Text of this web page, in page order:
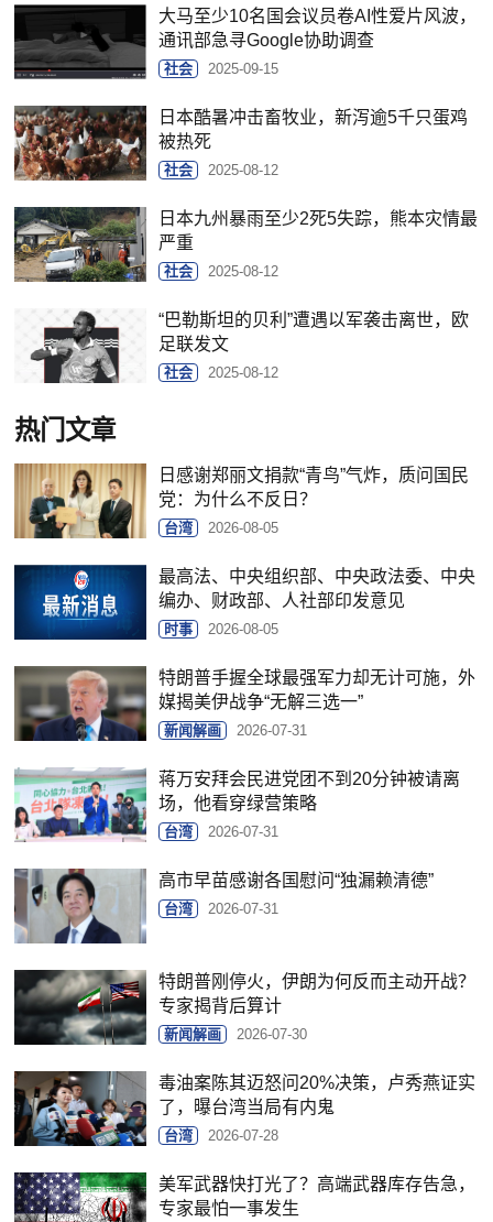
大马至少10名国会议员卷AI性爱片风波，
通讯部急寻Google协助调查
社会 2025-09-15
日本酷暑冲击畜牧业，新泻逾5千只蛋鸡
被热死
社会 2025-08-12
日本九州暴雨至少2死5失踪，熊本灾情最
严重
社会 2025-08-12
“巴勒斯坦的贝利”遭遇以军袭击离世，欧
足联发文
社会 2025-08-12
热门文章
日感谢郑丽文捐款“青鸟”气炸，质问国民
党：为什么不反日？
台湾 2026-08-05
最高法、中央组织部、中央政法委、中央
编办、财政部、人社部印发意见
时事 2026-08-05
特朗普手握全球最强军力却无计可施，外
媒揭美伊战争“无解三选一”
新闻解画 2026-07-31
蒋万安拜会民进党团不到20分钟被请离
场，他看穿绿营策略
台湾 2026-07-31
高市早苗感谢各国慰问“独漏赖清德”
台湾 2026-07-31
特朗普刚停火，伊朗为何反而主动开战？
专家揭背后算计
新闻解画 2026-07-30
毒油案陈其迈怒问20%决策，卢秀燕证实
了，曝台湾当局有内鬼
台湾 2026-07-28
美军武器快打光了？高端武器库存告急，
专家最怕一事发生